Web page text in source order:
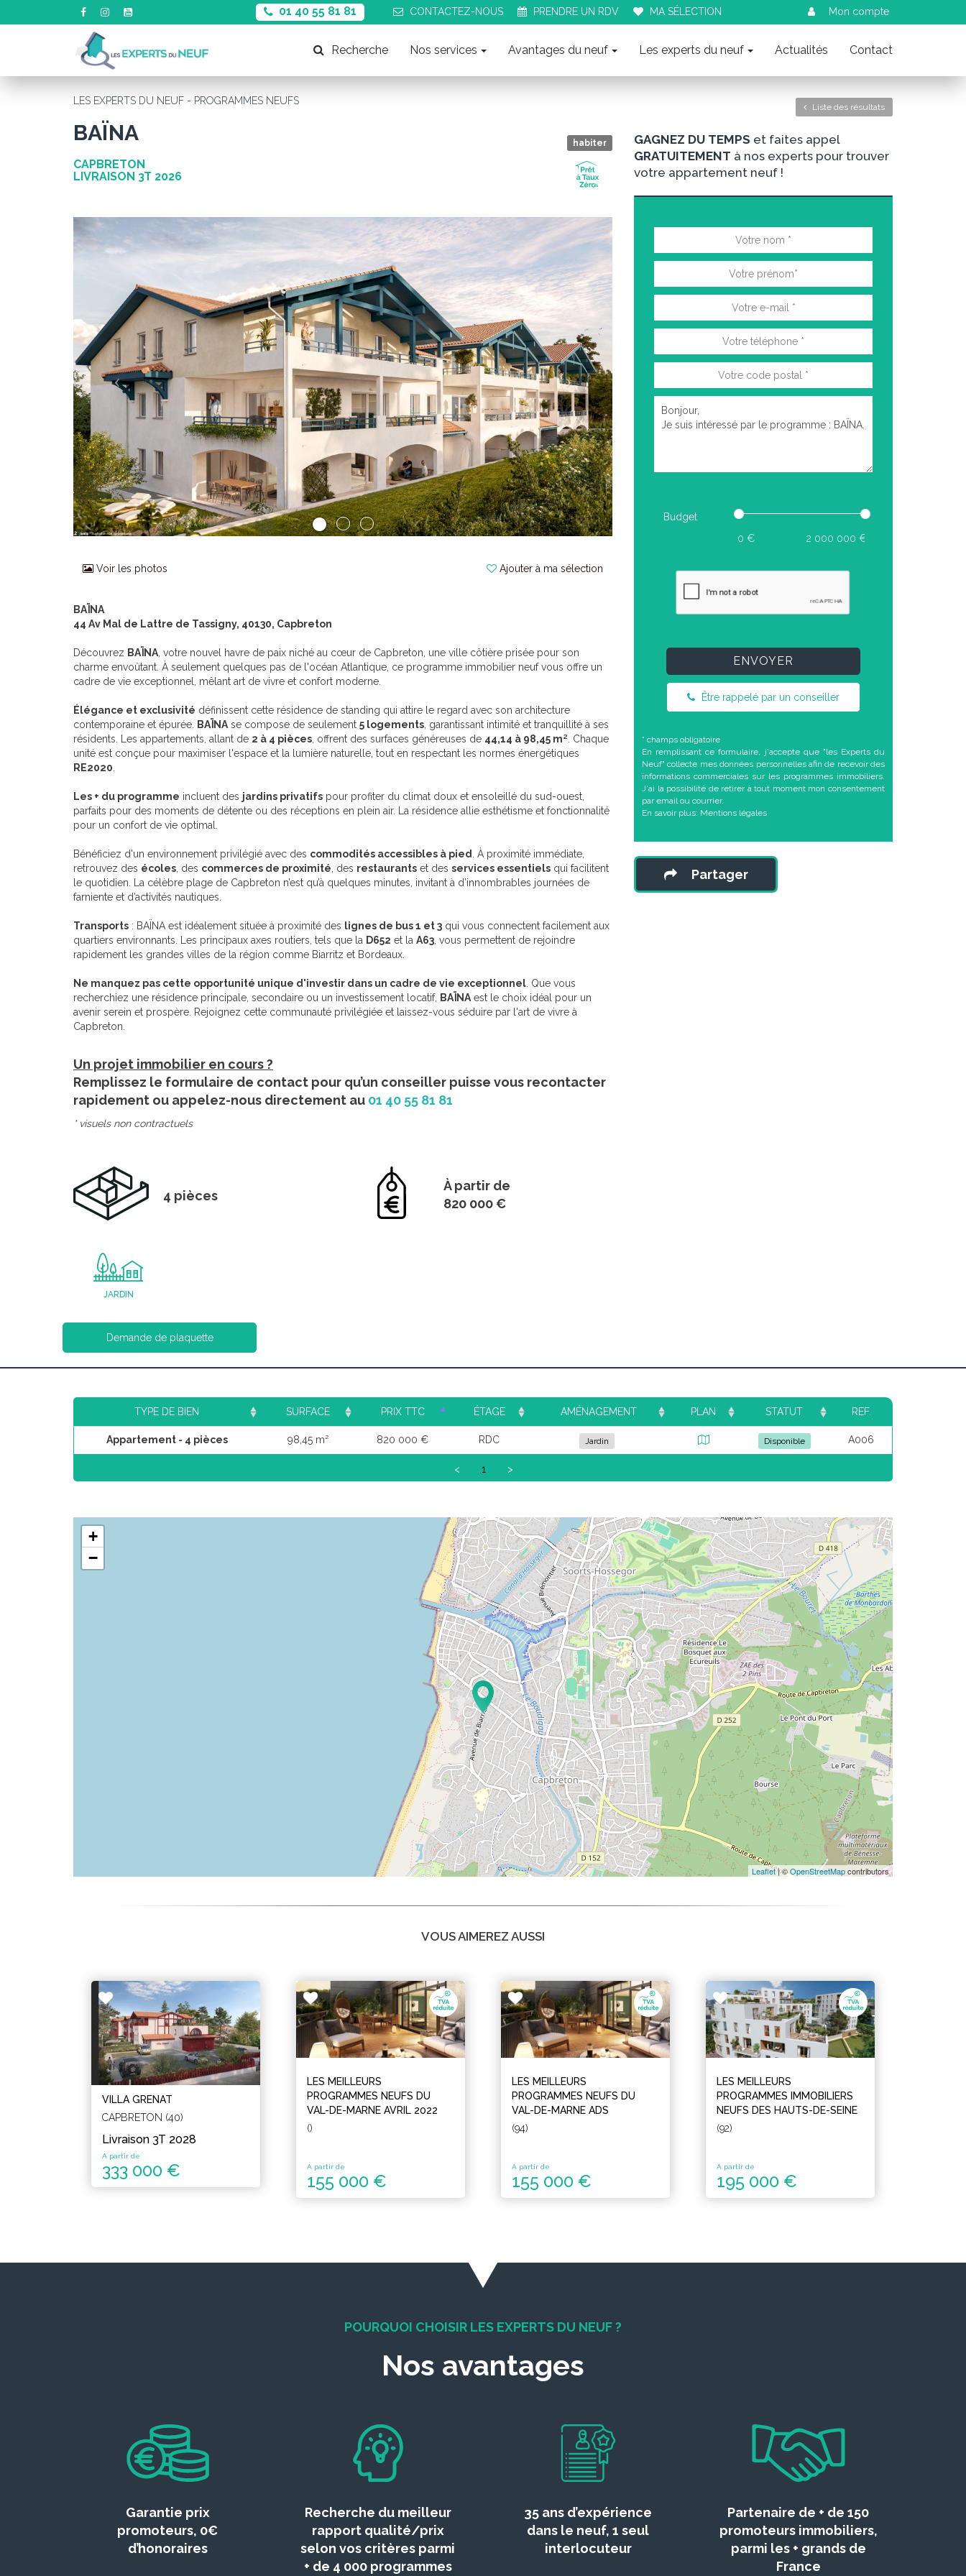
Mon compte
01 40 55 81 81 CONTACTEZ-NOUS PRENDRE UN RDV MA SÉLECTION
Recherche Nos services Avantages du neuf Les experts du neuf Actualités Contact
LES EXPERTS DU NEUF - PROGRAMMES NEUFS
Liste des résultats
habiter
BAÏNA
CAPBRETON
LIVRAISON 3T 2026
Précédent Suivant
Voir les photos Ajouter à ma sélection
BAÏNA
44 Av Mal de Lattre de Tassigny, 40130, Capbreton
Découvrez BAÏNA , votre nouvel havre de paix niché au cœur de Capbreton, une ville côtière prisée pour son
charme envoûtant. À seulement quelques pas de l'océan Atlantique, ce programme immobilier neuf vous offre un
cadre de vie exceptionnel, mêlant art de vivre et confort moderne.
Élégance et exclusivité définissent cette résidence de standing qui attire le regard avec son architecture
contemporaine et épurée.
BAÏNA se compose de seulement 5 logements , garantissant intimité et tranquillité à ses
résidents. Les appartements, allant de 2 à 4 pièces , offrent des surfaces généreuses de 44,14 à 98,45 m² . Chaque
unité est conçue pour maximiser l'espace et la lumière naturelle, tout en respectant les normes énergétiques
RE2020
Les + du programme incluent des jardins privatifs pour profiter du climat doux et ensoleillé du sud-ouest,
parfaits pour des moments de détente ou des réceptions en plein air. La résidence allie esthétisme et fonctionnalité
pour un confort de vie optimal.
Bénéficiez d'un environnement privilégié avec des commodités accessibles à pied
. À proximité immédiate,
retrouvez des écoles , des commerces de proximité , des restaurants et des services essentiels qui facilitent
le quotidien. La célèbre plage de Capbreton n’est qu’à quelques minutes, invitant à d’innombrables journées de
farniente et d’activités nautiques.
Transports : BAÏNA est idéalement située à proximité des lignes de bus 1 et 3 qui vous connectent facilement aux
quartiers environnants. Les principaux axes routiers, tels que la D652 et la A63 , vous permettent de rejoindre
rapidement les grandes villes de la région comme Biarritz et Bordeaux.
Ne manquez pas cette opportunité unique d'investir dans un cadre de vie exceptionnel . Que vous
recherchiez une résidence principale, secondaire ou un investissement locatif, BAÏNA est le choix idéal pour un
avenir serein et prospère. Rejoignez cette communauté privilégiée et laissez-vous séduire par l'art de vivre à
Capbreton.
Un projet immobilier en cours ?
Remplissez le formulaire de contact pour qu’un conseiller puisse vous recontacter
rapidement ou appelez-nous directement au 01 40 55 81 81
* visuels non contractuels
4 pièces
À partir de
820 000 €
JARDIN
Demande de plaquette
GAGNEZ DU TEMPS et faites appel
GRATUITEMENT à nos experts pour trouver
votre appartement neuf !
Budget
ENVOYER
Être rappelé par un conseiller
* champs obligatoire
En remplissant ce formulaire, j'accepte que "les Experts du
Neuf" collecte mes données personnelles afin de recevoir des
informations commerciales sur les programmes immobiliers.
J'ai la possibilité de retirer à tout moment mon consentement
par email ou courrier.
En savoir plus: Mentions légales
Partager
TYPE DE BIEN SURFACE PRIX TTC ÉTAGE AMÉNAGEMENT PLAN STATUT REF.
Appartement - 4 pièces 98,45 m² 820 000 € RDC Jardin Disponible A006
< 1 >
+
−
Leaflet| ©OpenStreetMapcontributors
VOUS AIMEREZ AUSSI
VILLA GRENAT
CAPBRETON (40)
Livraison 3T 2028
A partir de
333 000 €
LES MEILLEURS
PROGRAMMES NEUFS DU
VAL-DE-MARNE AVRIL 2022
()
A partir de
155 000 €
LES MEILLEURS
PROGRAMMES NEUFS DU
VAL-DE-MARNE ADS
(94)
A partir de
155 000 €
LES MEILLEURS
PROGRAMMES IMMOBILIERS
NEUFS DES HAUTS-DE-SEINE
(92)
A partir de
195 000 €
POURQUOI CHOISIR LES EXPERTS DU NEUF ?
Nos avantages
Garantie prix
promoteurs, 0€
d’honoraires
Recherche du meilleur
rapport qualité/prix
selon vos critères parmi
+ de 4 000 programmes
35 ans d’expérience
dans le neuf, 1 seul
interlocuteur
Partenaire de + de 150
promoteurs immobiliers,
parmi les + grands de
France